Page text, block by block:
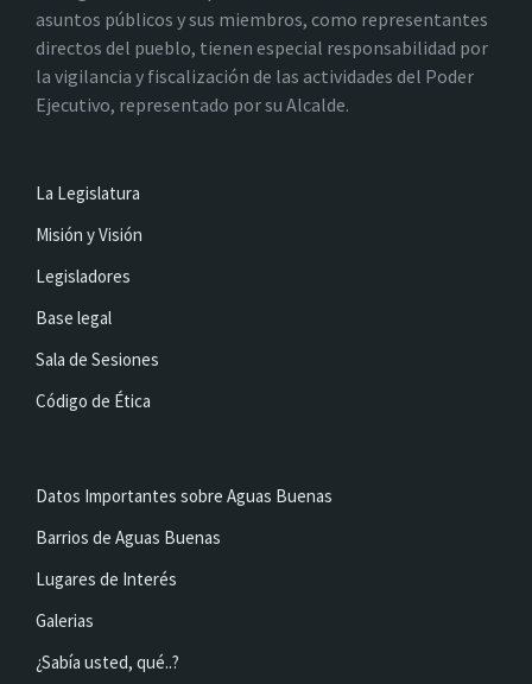
asuntos públicos y sus miembros, como representantes
directos del pueblo, tienen especial responsabilidad por
la vigilancia y fiscalización de las actividades del Poder
Ejecutivo, representado por su Alcalde.
La Legislatura
Misión y Visión
Legisladores
Base legal
Sala de Sesiones
Código de Ética
Datos Importantes sobre Aguas Buenas
Barrios de Aguas Buenas
Lugares de Interés
Galerias
¿Sabía usted, qué..?